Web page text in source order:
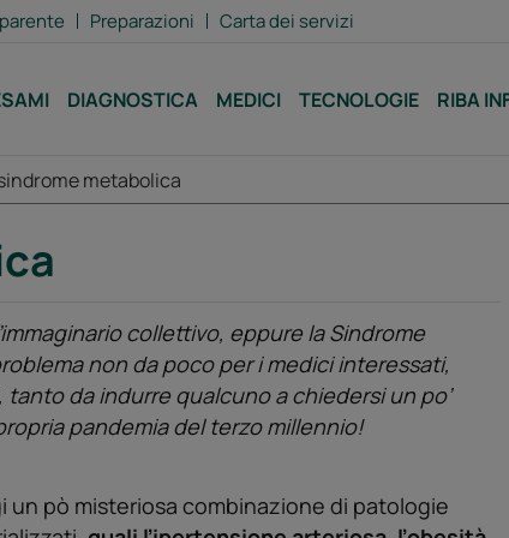
Preparazioni Carta dei servizi
DIAGNOSTICA MEDICI TECNOLOGIE RIBA
metabolica
collettivo, eppure la Sindrome
non da poco per i medici interessati,
da indurre qualcuno a chiedersi un po’
pandemia del terzo millennio!
un pò misteriosa combinazione di patologie